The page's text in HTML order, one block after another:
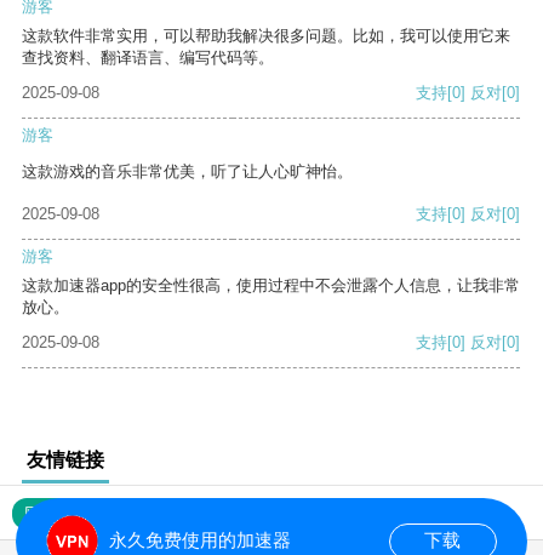
游客
这款软件非常实用，可以帮助我解决很多问题。比如，我可以使用它来
查找资料、翻译语言、编写代码等。
2025-09-08
支持[0] 反对[0]
游客
这款游戏的音乐非常优美，听了让人心旷神怡。
2025-09-08 支持[0] 反对[0]
游客
这款加速器app的安全性很高，使用过程中不会泄露个人信息，让我非常
放心。
2025-09-08
支持[0] 反对[0]
友情链接
网站地图
永久免费使用的加速器 下载